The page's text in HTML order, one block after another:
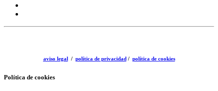
aviso legal/ política de privacidad/ política de cookies
Política de cookies